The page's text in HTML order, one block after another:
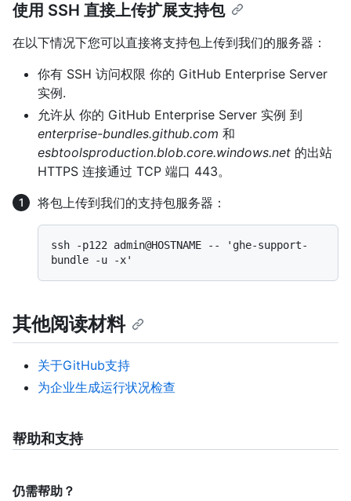
使用 SSH 直接上传扩展支持包
在以下情况下您可以直接将支持包上传到我们的服务器：
你有 SSH 访问权限 你的 GitHub Enterprise Server
实例.
允许从 你的 GitHub Enterprise Server 实例 到
enterprise-bundles.github.com 和
esbtoolsproduction.blob.core.windows.net 的出站
HTTPS 连接通过 TCP 端口 443。
将包上传到我们的支持包服务器：
ssh -p122 admin@HOSTNAME -- 'ghe-support-
其他阅读材料
关于GitHub支持
为企业生成运行状况检查
帮助和支持
仍需帮助？